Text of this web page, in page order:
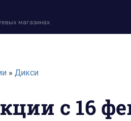
магазинах
» Дикси
с 16